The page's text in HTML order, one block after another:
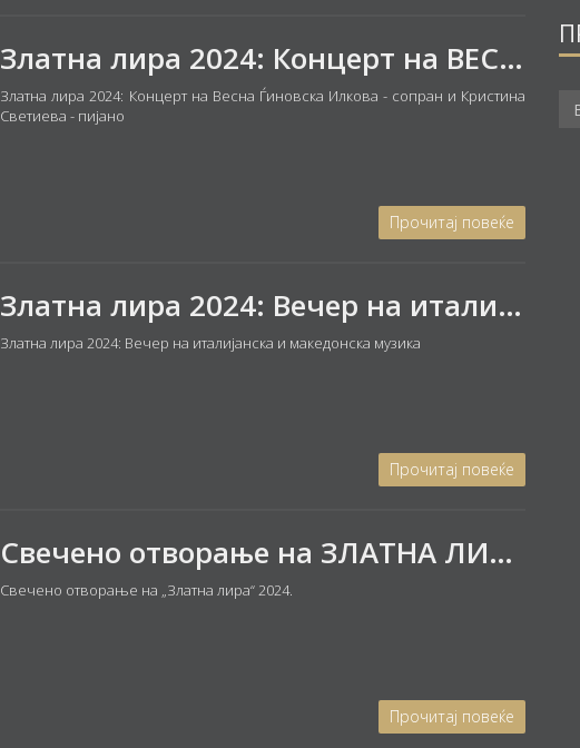
Златна лира 2024: Концерт на ВЕСНА ЃИНОВСКА ИЛКОВА - сопран и КРИСТИНА СВЕТИЕВА - пијано
Златна лира 2024: Концерт на Весна Ѓиновска Илкова - сопран и Кристина
Светиева - пијано
Прочитај повеќе
Златна лира 2024: Вечер на италијанска и македонска музика
Златна лира 2024: Вечер на италијанска и македонска музика
Прочитај повеќе
Свечено отворање на ЗЛАТНА ЛИРА 2024: Концерт на ПИЈАНО ТРИО
Свечено отворање на „Златна лира“ 2024.
Прочитај повеќе